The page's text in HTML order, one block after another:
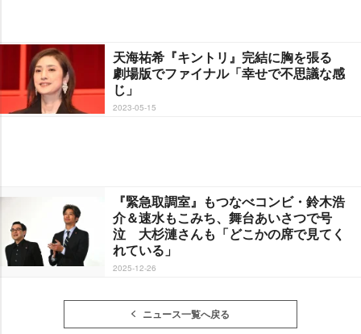
天海祐希『キントリ』完結に胸を張る
劇場版でファイナル「幸せで不思議な感
じ」
2023-05-15
『緊急取調室』もつなべコンビ・鈴木浩
介＆速水もこみち、舞台あいさつで号
泣 大杉漣さんも「どこかの席で見てく
れている」
2025-12-26
ニュース一覧へ戻る